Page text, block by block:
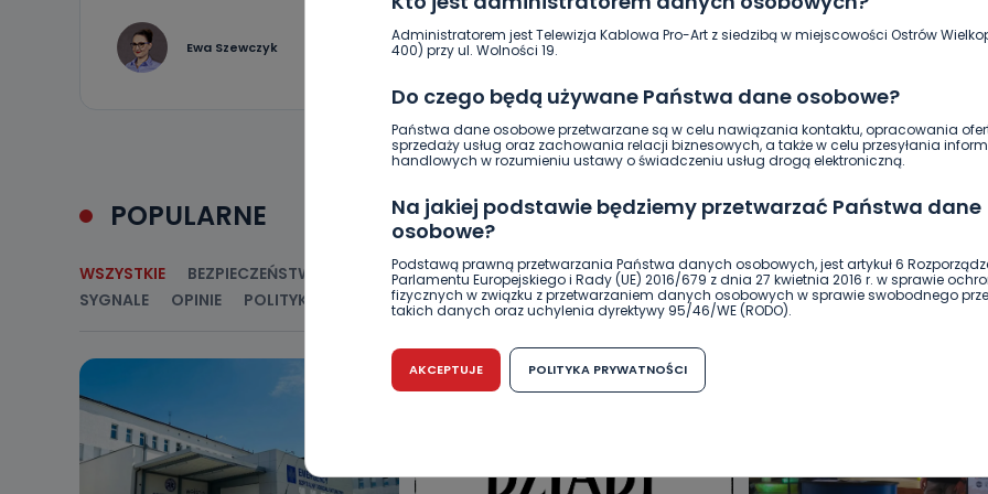
Administratorem jest Telewizja Kablowa Pro-Art z siedzibą w miejscowości Ostrów
400) przy ul. Wolności 19.
Do czego będą używane Państwa dane osobowe?
Państwa dane osobowe przetwarzane są w celu nawiązania kontaktu, opracowania
sprzedaży usług oraz zachowania relacji biznesowych, a także w celu przesyłania
handlowych w rozumieniu ustawy o świadczeniu usług drogą elektroniczną.
Na jakiej podstawie będziemy przetwarzać Państwa dane
osobowe?
Podstawą prawną przetwarzania Państwa danych osobowych, jest artykuł 6
Parlamentu Europejskiego i Rady (UE) 2016/679 z dnia 27 kwietnia 2016 r. w sprawie
fizycznych w związku z przetwarzaniem danych osobowych w sprawie swobodnego
takich danych oraz uchylenia dyrektywy 95/46/WE (RODO).
Czy jest możliwość cofnięcia zgody?
Podanie danych osobowych jest dobrowolne, nie jest wymogiem ustawowym lub
AKCEPTUJE POLITYKA PRYWATNOŚCI
Ewa Szewczyk 3 10
POPULARNE
WSZYSTKIE BEZPIECZEŃSTWO CIEKAWOSTKI EDUKACJA GOSPODARKA I FINANSE HISTORIA
SYGNALE
OPINIE POLITYKA RELIGIA SAMORZĄD ŚRODOWISKO WASZE INFO WSZYSTKICH ŚWIĘTYCH